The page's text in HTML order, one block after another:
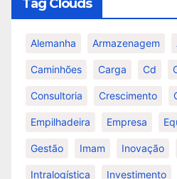
Tag Clouds
Alemanha Armazenagem
Caminhões Carga Cd
Consultoria Crescimento
Empilhadeira Empresa
Gestão Imam Inovação
Intralogística Investimento